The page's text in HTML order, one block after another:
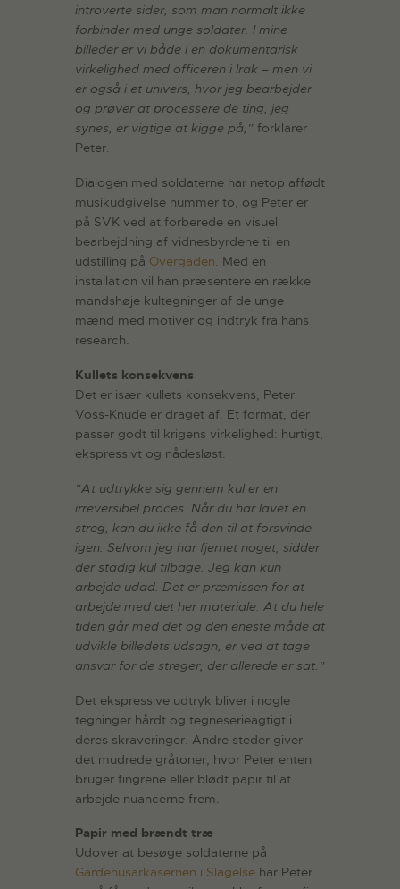
introverte sider, som man normalt ikke
forbinder med unge soldater. I mine
billeder er vi både i en dokumentarisk
virkelighed med officeren i Irak – men vi
er også i et univers, hvor jeg bearbejder
og prøver at processere de ting, jeg
synes, er vigtige at kigge på,” forklarer
Peter.
Dialogen med soldaterne har netop affødt
musikudgivelse nummer to, og Peter er
på SVK ved at forberede en visuel
bearbejdning af vidnesbyrdene til en
udstilling på Overgaden. Med en
installation vil han præsentere en række
mandshøje kultegninger af de unge
mænd med motiver og indtryk fra hans
research.
Kullets konsekvens
Det er især kullets konsekvens, Peter
Voss-Knude er draget af. Et format, der
passer godt til krigens virkelighed: hurtigt,
ekspressivt og nådesløst.
”At udtrykke sig gennem kul er en
irreversibel proces. Når du har lavet en
streg, kan du ikke få den til at forsvinde
igen. Selvom jeg har fjernet noget, sidder
der stadig kul tilbage. Jeg kan kun
arbejde udad. Det er præmissen for at
arbejde med det her materiale: At du hele
tiden går med det og den eneste måde at
udvikle billedets udsagn, er ved at tage
ansvar for de streger, der allerede er sat.”
Det ekspressive udtryk bliver i nogle
tegninger hårdt og tegneserieagtigt i
deres skraveringer. Andre steder giver
det mudrede gråtoner, hvor Peter enten
bruger fingrene eller blødt papir til at
arbejde nuancerne frem.
Papir med brændt træ
Udover at besøge soldaterne på
Gardehusarkasernen i Slagelse har Peter